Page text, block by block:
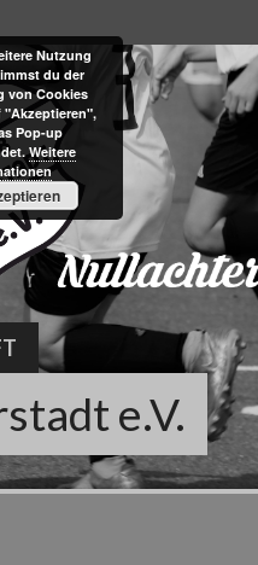
e.V.
Nutzung
du der
von Cookies
"Akzeptieren",
Pop-up
Weitere